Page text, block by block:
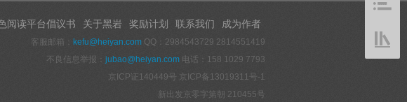
阅读平台倡议书 关于黑岩 奖励计划 联系我们 成为作者
客服邮箱： kefu@heiyan.com QQ：2984543729 2814551419
不良信息举报： jubao@heiyan.com 电话：158 1029 7793
京ICP证140449号 京ICP备13019311号-1
新出发京零字第朝 210455号